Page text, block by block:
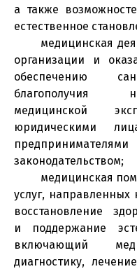
а также
естественное
медицинская
организации и
обеспечению
благополучия
медицинской
юридическими
законодательством;
медицинская
услуг, направленных
восстановление
и поддержание
включающий
диагностику,